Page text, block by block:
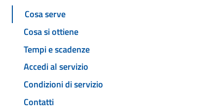
Cosa serve
Cosa si ottiene
Tempi e scadenze
Accedi al servizio
Condizioni di servizio
Contatti